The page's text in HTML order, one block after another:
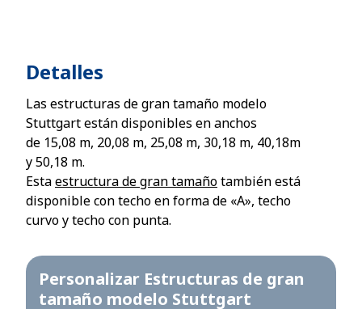
Detalles
Las estructuras de gran tamaño modelo
Stuttgart están disponibles en anchos
de 15,08 m, 20,08 m, 25,08 m, 30,18 m, 40,18m
y 50,18 m.
Estaestructura de gran tamañotambién está
disponible con techo en forma de «A», techo
curvo y techo con punta.
Personalizar Estructuras de gran
tamaño modelo Stuttgart